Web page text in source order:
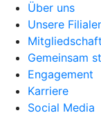
Über uns
Unsere
Mitgliedschaft
Gemeinsam
Engagement
Karriere
Social Media